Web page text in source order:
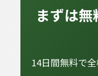
まずは
14日間無料で